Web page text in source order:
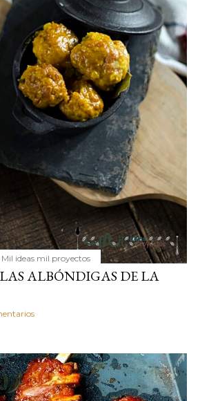
Mil ideas mil proyectos
ALBÓNDIGAS DE LA